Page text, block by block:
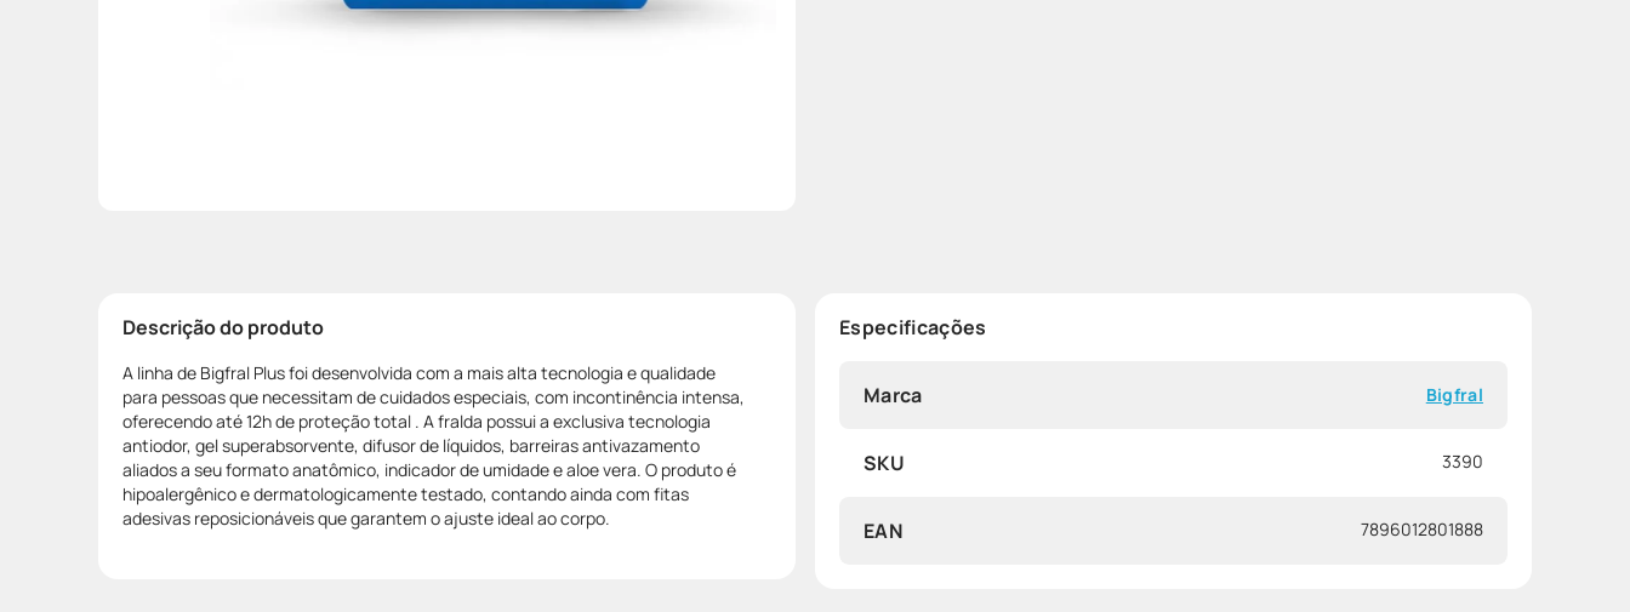
Descrição do produto
A linha de Bigfral Plus foi desenvolvida com a mais alta tecnologia e qualidade
para pessoas que necessitam de cuidados especiais, com incontinência intensa,
oferecendo até 12h de proteção total . A fralda possui a exclusiva tecnologia
antiodor, gel superabsorvente, difusor de líquidos, barreiras antivazamento
aliados a seu formato anatômico, indicador de umidade e aloe vera. O produto é
hipoalergênico e dermatologicamente testado, contando ainda com fitas
adesivas reposicionáveis que garantem o ajuste ideal ao corpo.
Especificações
Marca Bigfral
SKU 3390
EAN 7896012801888